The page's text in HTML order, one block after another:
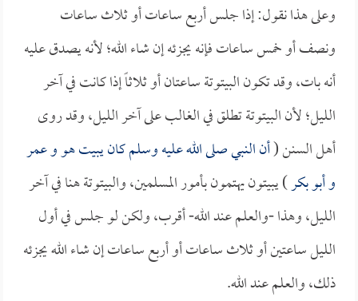
وعلى هذا نقول: إذا جلس أربع ساعات أو ثلاث ساعات
ونصف أو خمس ساعات فإنه يجزئه إن شاء الله؛ لأنه يصدق عليه
أنه بات، وقد تكون البيتوتة ساعتان أو ثلاثاً إذا كانت في آخر
الليل؛ لأن البيتوتة تطلق في الغالب على آخر الليل، وقد روى
أهل السنن (أن النبي صلى الله عليه وسلم كان يبيت هو وعمر
وأبو بكر) يبيتون يهتمون بأمور المسلمين، والبيتوتة هنا في آخر
الليل، وهذا -والعلم عند الله- أقرب، ولكن لو جلس في أول
الليل ساعتين أو ثلاث ساعات أو أربع ساعات إن شاء الله يجزئه
ذلك، والعلم عند الله.